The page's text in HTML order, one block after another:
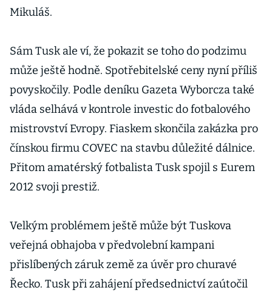
Mikuláš.
Sám Tusk ale ví, že pokazit se toho do podzimu
může ještě hodně. Spotřebitelské ceny nyní příliš
povyskočily. Podle deníku Gazeta Wyborcza také
vláda selhává v kontrole investic do fotbalového
mistrovství Evropy. Fiaskem skončila zakázka pro
čínskou firmu COVEC na stavbu důležité dálnice.
Přitom amatérský fotbalista Tusk spojil s Eurem
2012 svoji prestiž.
Velkým problémem ještě může být Tuskova
veřejná obhajoba v předvolební kampani
přislíbených záruk země za úvěr pro churavé
Řecko. Tusk při zahájení předsednictví zaútočil